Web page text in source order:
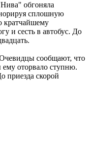
обгоняла
сплошную
кратчайшему
и сесть в автобус. До
сообщают, что
ему оторвало ступню.
приезда скорой